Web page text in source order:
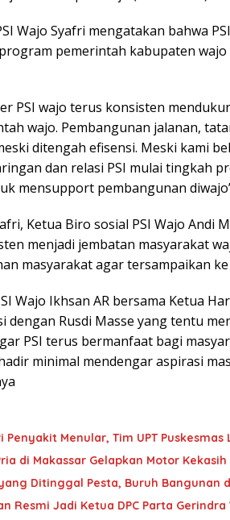
Wajo Syafri mengatakan bahwa
pemerintah kabupaten wajo
PSI wajo terus konsisten
wajo. Pembangunan jalanan,
ditengah efisensi. Meski kami
dan relasi PSI mulai tingkah
mensupport pembangunan
Ketua Biro sosial PSI Wajo Andi
menjadi jembatan masyarakat
masyarakat agar tersampaikan
Wajo Ikhsan AR bersama Ketua
dengan Rusdi Masse yang tentu
PSI terus bermanfaat bagi
minimal mendengar aspirasi
Menular, Tim UPT Puskesmas
di Makassar Gelapkan Motor
Ditinggal Pesta, Buruh Bangunan
Resmi Jadi Ketua DPC Parta Gerindra